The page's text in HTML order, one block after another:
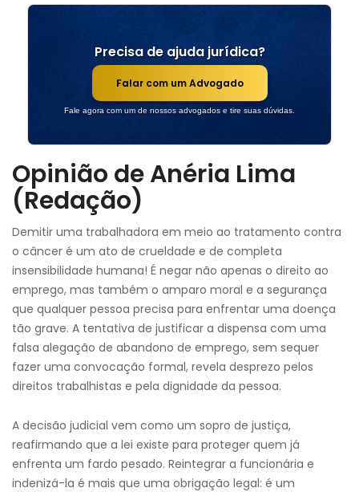
Precisa de ajuda jurídica?
Falar com um Advogado
Fale agora com um de nossos advogados e tire suas dúvidas.
Opinião de Anéria Lima
(Redação)
Demitir uma trabalhadora em meio ao tratamento contra
o câncer é um ato de crueldade e de completa
insensibilidade humana! É negar não apenas o direito ao
emprego, mas também o amparo moral e a segurança
que qualquer pessoa precisa para enfrentar uma doença
tão grave. A tentativa de justificar a dispensa com uma
falsa alegação de abandono de emprego, sem sequer
fazer uma convocação formal, revela desprezo pelos
direitos trabalhistas e pela dignidade da pessoa.
A decisão judicial vem como um sopro de justiça,
reafirmando que a lei existe para proteger quem já
enfrenta um fardo pesado. Reintegrar a funcionária e
indenizá-la é mais que uma obrigação legal: é um